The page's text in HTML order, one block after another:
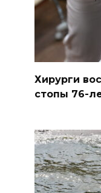
Хирурги
стопы 76-